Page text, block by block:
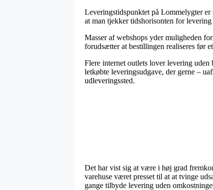
Leveringstidspunktet på Lommelygter
at man tjekker tidshorisonten for
Masser af webshops yder muligheden
forudsætter at bestillingen realiseres før
Flere internet outlets lover levering
letkøbte leveringsudgave, der gerne –
udleveringssted.
Det har vist sig at være i høj grad
varehuse været presset til at at tvinge
gange tilbyde levering uden